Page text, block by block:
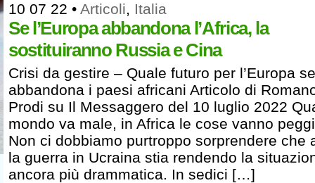
10 07 22 • Articoli, Italia
Se l’Europa abbandona l’Africa, la
sostituiranno Russia e Cina
Crisi da gestire – Quale futuro per l’Europa se
abbandona i paesi africani Articolo di
Prodi su Il Messaggero del 10 luglio 2022
mondo va male, in Africa le cose vanno
Non ci dobbiamo purtroppo sorprendere che
la guerra in Ucraina stia rendendo la
ancora più drammatica. In sedici […]